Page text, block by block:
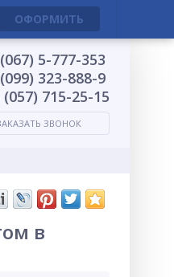
5-777-353
323-888-9
(057) 715-25-15
ЗВОНОК
в
ОФОРМИТЬ